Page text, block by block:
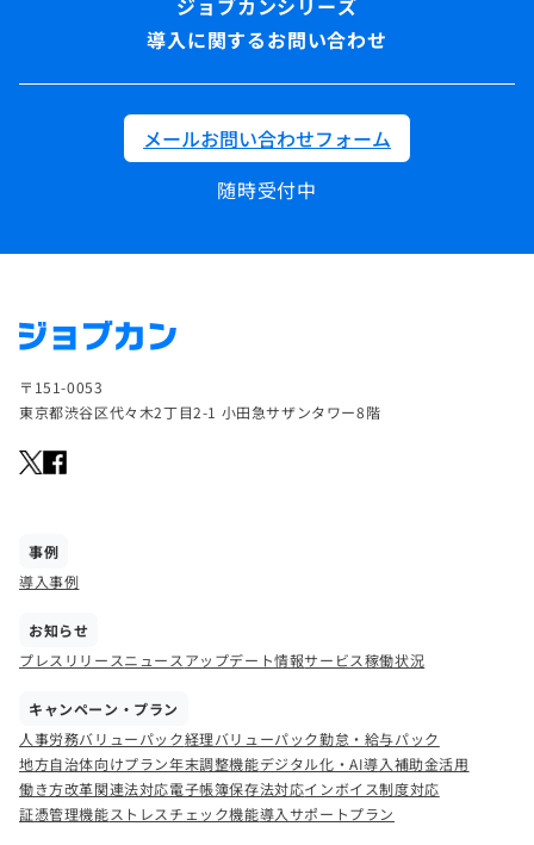
導入に関するお問い合わせ
メールお問い合わせフォーム
随時受付中
〒151-0053
東京都渋谷区代々木2丁目2-1 小田急サザンタワー8階
事例
導入事例
お知らせ
プレスリリースニュース アップデート情報サービス稼働状況
キャンペーン・プラン
人事労務バリューパック経理バリューパック勤怠・給与パック
地方自治体向けプラン年末調整機能デジタル化・AI導入補助金活用
働き方改革関連法対応電子帳簿保存法対応インボイス制度対応
証憑管理機能ストレスチェック機能導入サポートプラン